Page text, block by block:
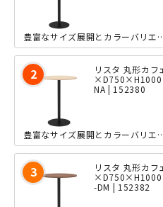
豊富なサイズ展開とカラーバリエーションが
リスタ 丸形カ
×D750×H1000
NA | 152380
豊富なサイズ展開とカラーバリエーションが
リスタ 丸形カ
×D750×H1000
-DM | 152382